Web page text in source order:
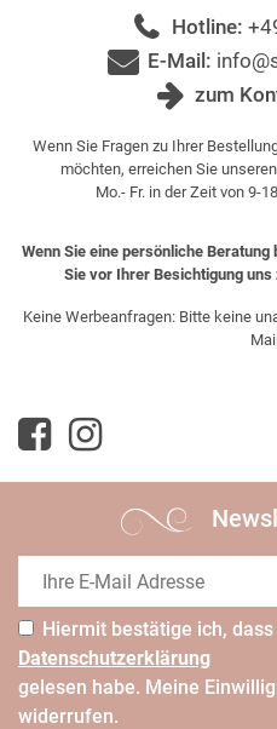
Hotline:
E-Mail:
zum
Wenn Sie Fragen zu Ihrer
möchten, erreichen Sie
Mo.- Fr. in der Zeit von 9-
Wenn Sie eine persönliche
Sie vor Ihrer Besichtigung
Keine Werbeanfragen: Bitte keine
Hiermit bestätige ich,
Daten­schutz­erklärung
gelesen habe. Meine
widerrufen.